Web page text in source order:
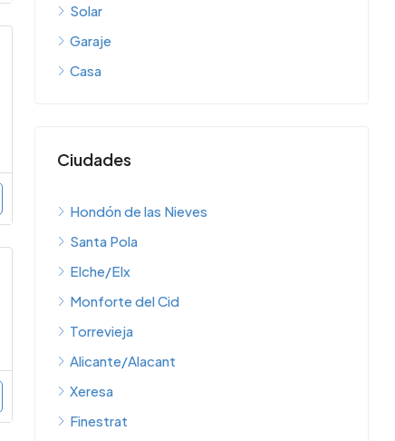
Solar
Garaje
Casa
Ciudades
Hondón de las Nieves
Santa Pola
Elche/Elx
Monforte del Cid
Torrevieja
Alicante/Alacant
Xeresa
Finestrat